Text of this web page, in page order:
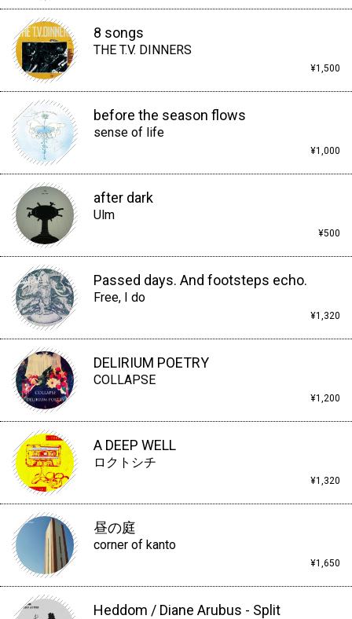
8 songs
THE T.V. DINNERS
¥1,500
before the season flows
sense of life
¥1,000
after dark
Ulm
¥500
Passed days. And footsteps echo.
Free, I do
¥1,320
DELIRIUM POETRY
COLLAPSE
¥1,200
A DEEP WELL
ロクトシチ
¥1,320
昼の庭
corner of kanto
¥1,650
Heddom / Diane Arubus - Split